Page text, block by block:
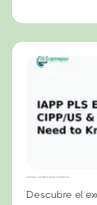
Descubre el